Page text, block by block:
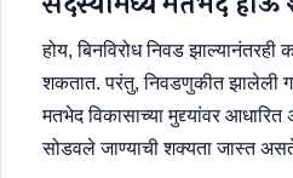
होय, बिनविरोध निवड झाल्यानंतरही
शकतात. परंतु, निवडणुकीत झालेली
मतभेद विकासाच्या मुद्द्यांवर
सोडवले जाण्याची शक्यता जास्त